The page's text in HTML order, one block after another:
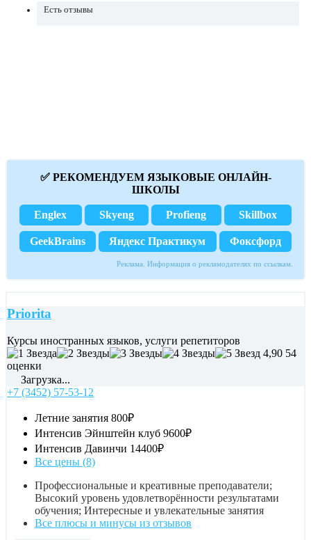
Есть отзывы
✅ РЕКОМЕНДУЕМ ЯЗЫКОВЫЕ ОНЛАЙН-
ШКОЛЫ
Englex Skyeng Profieng Skillbox
GeekBrains Яндекс Практикум Фоксфорд
Реклама. Информация о рекламодателях по ссылкам.
Priorita
Курсы иностранных языков, услуги репетиторов
4,90 54
оценки
Загрузка...
+7 (3452) 57-53-12
Летние занятия 800₽
Интенсив Эйнштейн клуб 9600₽
Интенсив Давинчи 14400₽
Все цены (8)
Профессиональные и креативные преподаватели;
Высокий уровень удовлетворённости результатами
обучения; Интересные и увлекательные занятия
Все плюсы и минусы из отзывов